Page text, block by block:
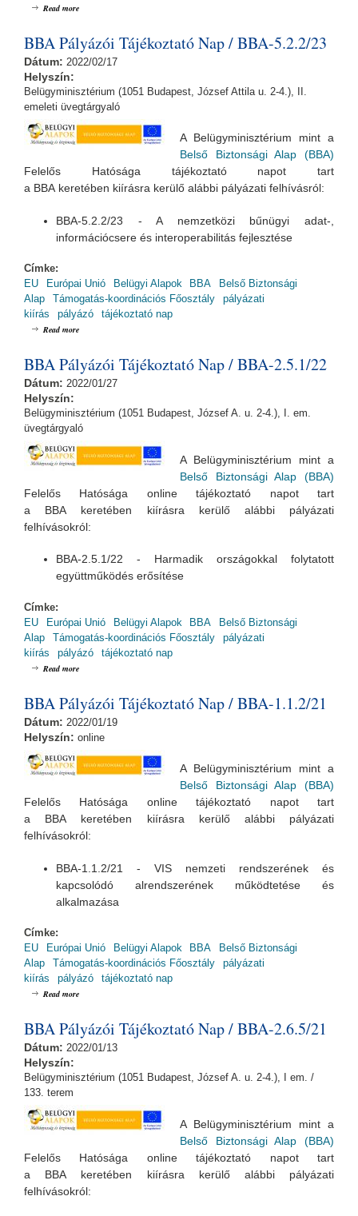
Read more
BBA Pályázói Tájékoztató Nap / BBA-5.2.2/23
Dátum: 2022/02/17
Helyszín:
Belügyminisztérium (1051 Budapest, József Attila u. 2-4.), II.
emeleti üvegtárgyaló
A Belügyminisztérium mint a
Belső Biztonsági Alap (BBA)
Felelős Hatósága tájékoztató napot tart
a BBA keretében kiírásra kerülő alábbi pályázati felhívásról:
BBA-5.2.2/23 - A nemzetközi bűnügyi adat-,
információcsere és interoperabilitás fejlesztése
Címke:
EU
Európai Unió Belügyi Alapok BBA
Belső Biztonsági
Alap
Támogatás-koordinációs Főosztály
pályázati
kiírás
pályázó tájékoztató nap
Read more
BBA Pályázói Tájékoztató Nap / BBA-2.5.1/22
Dátum: 2022/01/27
Helyszín:
Belügyminisztérium (1051 Budapest, József A. u. 2-4.), I. em.
üvegtárgyaló
A Belügyminisztérium mint a
Belső Biztonsági Alap (BBA)
Felelős Hatósága online tájékoztató napot tart
a BBA keretében kiírásra kerülő alábbi pályázati
felhívásokról:
BBA-2.5.1/22 - Harmadik országokkal folytatott
együttműködés erősítése
Címke:
EU
Európai Unió Belügyi Alapok BBA
Belső Biztonsági
Alap
Támogatás-koordinációs Főosztály
pályázati
kiírás
pályázó tájékoztató nap
Read more
BBA Pályázói Tájékoztató Nap / BBA-1.1.2/21
Dátum: 2022/01/19
Helyszín: online
A Belügyminisztérium mint a
Belső Biztonsági Alap (BBA)
Felelős Hatósága online tájékoztató napot tart
a BBA keretében kiírásra kerülő alábbi pályázati
felhívásokról:
BBA-1.1.2/21 - VIS nemzeti rendszerének és
kapcsolódó alrendszerének működtetése és
alkalmazása
Címke:
EU
Európai Unió Belügyi Alapok BBA
Belső Biztonsági
Alap
Támogatás-koordinációs Főosztály
pályázati
kiírás
pályázó tájékoztató nap
Read more
BBA Pályázói Tájékoztató Nap / BBA-2.6.5/21
Dátum: 2022/01/13
Helyszín:
Belügyminisztérium (1051 Budapest, József A. u. 2-4.), I em. /
133. terem
A Belügyminisztérium mint a
Belső Biztonsági Alap (BBA)
Felelős Hatósága online tájékoztató napot tart
a BBA keretében kiírásra kerülő alábbi pályázati
felhívásokról: